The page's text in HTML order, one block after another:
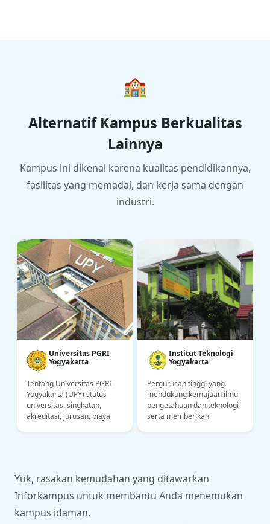
🏫
Alternatif Kampus Berkualitas
Lainnya
Kampus ini dikenal karena kualitas pendidikannya,
fasilitas yang memadai, dan kerja sama dengan
industri.
Universitas PGRI
Yogyakarta
Tentang Universitas PGRI
Yogyakarta (UPY) status
universitas, singkatan,
akreditasi, jurusan, biaya
Institut Teknologi
Yogyakarta
Pergurusan tinggi yang
mendukung kemajuan ilmu
pengetahuan dan teknologi
serta memberikan
Yuk, rasakan kemudahan yang ditawarkan
Inforkampus untuk membantu Anda menemukan
kampus idaman.